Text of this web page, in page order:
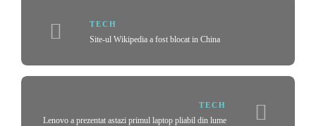
TECH
Site-ul Wikipedia a fost blocat in China
TECH
Lenovo a prezentat astazi primul laptop pliabil din lume